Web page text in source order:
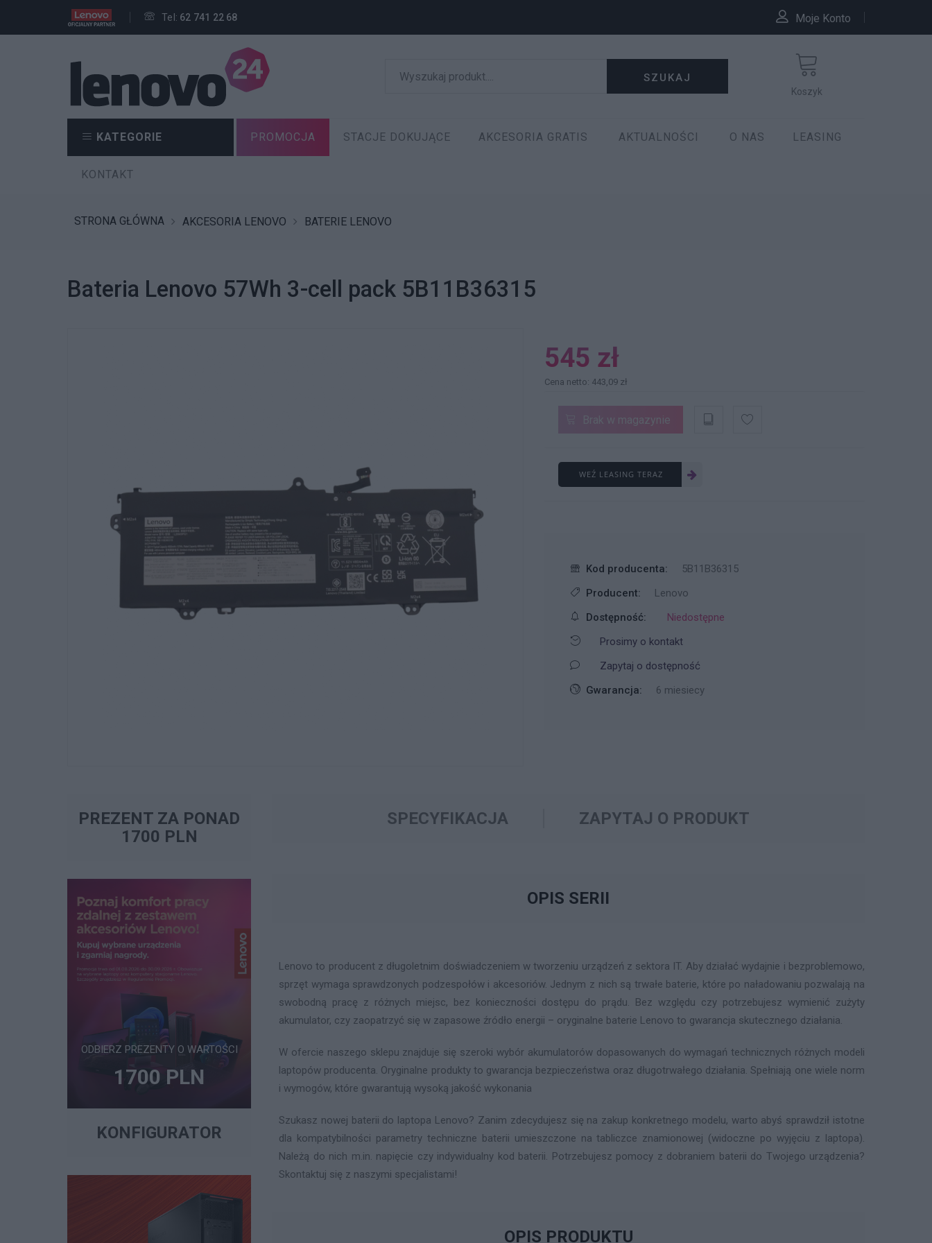
Tel: 62 741 22 68 Moje Konto
SZUKAJ
Koszyk
KATEGORIE PROMOCJA STACJE DOKUJĄCE AKCESORIA GRATIS AKTUALNOŚCI O NAS LEASING
KONTAKT
STRONA GŁÓWNA AKCESORIA LENOVO BATERIE LENOVO
Bateria Lenovo 57Wh 3-cell pack 5B11B36315
545 zł
Cena netto: 443,09 zł
Brak w magazynie
WEŹ LEASING TERAZ
Kod producenta:
5B11B36315
Producent:
Lenovo
Dostępność:
Niedostępne
Prosimy o kontakt
Zapytaj o dostępność
Gwarancja:
6 miesiecy
PREZENT ZA PONAD
1700 PLN
ODBIERZ PREZENTY O WARTOŚCI
1700 PLN
KONFIGURATOR
SPECYFIKACJA ZAPYTAJ O PRODUKT
OPIS SERII
Lenovo to producent z długoletnim doświadczeniem w tworzeniu urządzeń z sektora IT. Aby działać wydajnie i bezproblemowo,
sprzęt wymaga sprawdzonych podzespołów i akcesoriów. Jednym z nich są trwałe baterie, które po naładowaniu pozwalają na
swobodną pracę z różnych miejsc, bez konieczności dostępu do prądu. Bez względu czy potrzebujesz wymienić zużyty
akumulator, czy zaopatrzyć się w zapasowe źródło energii – oryginalne baterie Lenovo to gwarancja skutecznego działania.
W ofercie naszego sklepu znajduje się szeroki wybór akumulatorów dopasowanych do wymagań technicznych różnych modeli
laptopów producenta. Oryginalne produkty to gwarancja bezpieczeństwa oraz długotrwałego działania. Spełniają one wiele norm
i wymogów, które gwarantują wysoką jakość wykonania
Szukasz nowej baterii do laptopa Lenovo? Zanim zdecydujesz się na zakup konkretnego modelu, warto abyś sprawdził istotne
dla kompatybilności parametry techniczne baterii umieszczone na tabliczce znamionowej (widoczne po wyjęciu z laptopa).
Należą do nich m.in. napięcie czy indywidualny kod baterii. Potrzebujesz pomocy z dobraniem baterii do Twojego urządzenia?
Skontaktuj się z naszymi specjalistami!
OPIS PRODUKTU